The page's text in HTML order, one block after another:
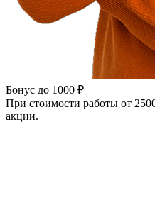
Бонус до 1000 ₽
При стоимости работы от
акции.